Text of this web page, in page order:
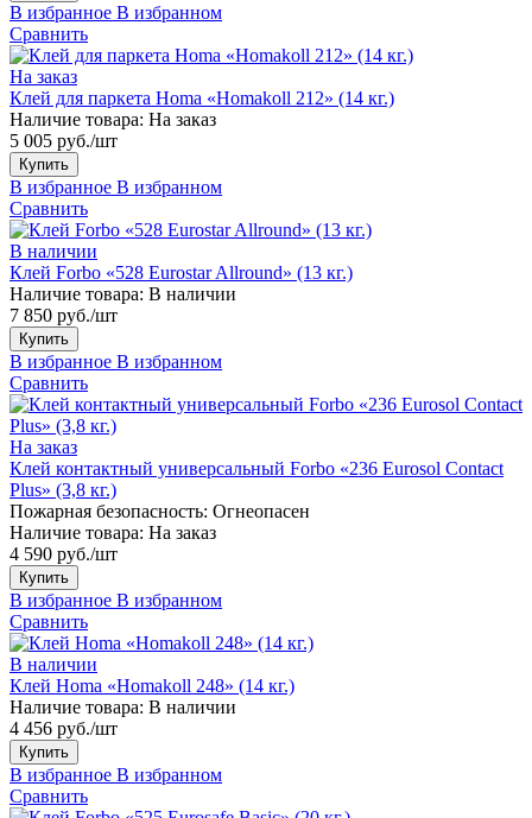
В избранное В избранном
Сравнить
На заказ
Клей для паркета Homa «Homakoll 212» (14 кг.)
Наличие товара: На заказ
5 005 руб./шт
Купить
В избранное В избранном
Сравнить
В наличии
Клей Forbo «528 Eurostar Allround» (13 кг.)
Наличие товара: В наличии
7 850 руб./шт
Купить
В избранное В избранном
Сравнить
На заказ
Клей контактный универсальный Forbo «236 Eurosol Contact
Plus» (3,8 кг.)
Пожарная безопасность: Огнеопасен
Наличие товара: На заказ
4 590 руб./шт
Купить
В избранное В избранном
Сравнить
В наличии
Клей Homa «Homakoll 248» (14 кг.)
Наличие товара: В наличии
4 456 руб./шт
Купить
В избранное В избранном
Сравнить